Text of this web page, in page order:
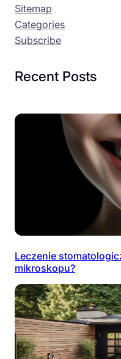
Sitemap
Categories
Subscribe
Recent Posts
Leczenie
mikroskopu?